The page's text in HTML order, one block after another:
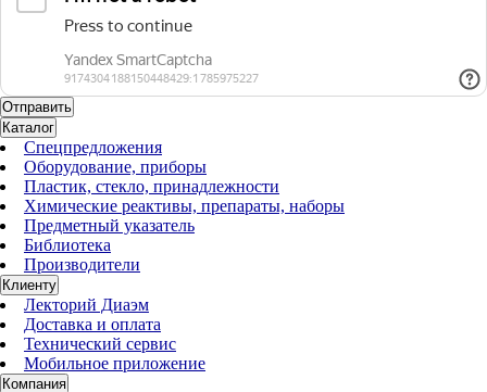
Каталог
Спецпредложения
Оборудование, приборы
Пластик, стекло, принадлежности
Химические реактивы, препараты, наборы
Предметный указатель
Библиотека
Производители
Клиенту
Лекторий Диаэм
Доставка и оплата
Технический сервис
Мобильное приложение
Компания